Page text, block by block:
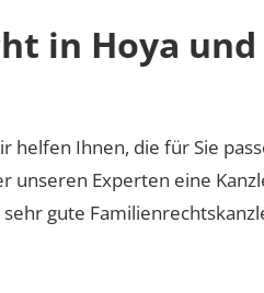
in Hoya und
helfen Ihnen, die für Sie
unseren Experten eine
gute